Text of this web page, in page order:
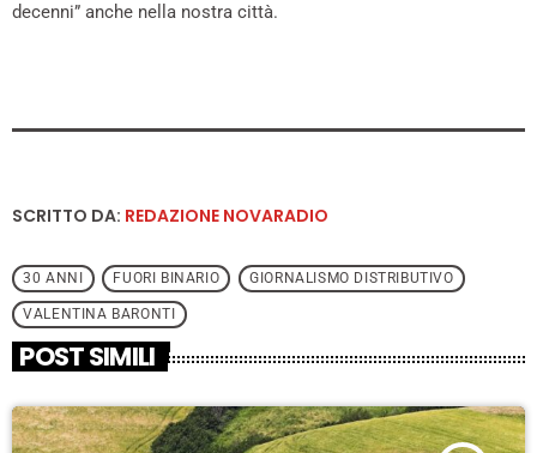
decenni” anche nella nostra città.
SCRITTO DA: REDAZIONE NOVARADIO
30 ANNI FUORI BINARIO GIORNALISMO DISTRIBUTIVO
VALENTINA BARONTI
POST SIMILI